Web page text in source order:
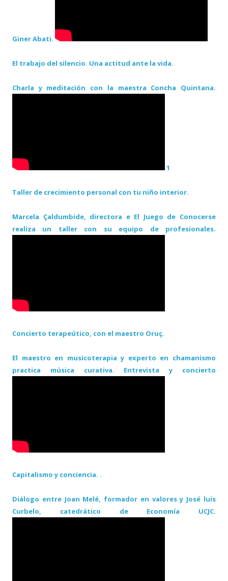
Giner Abati.
El trabajo del silencio. Una actitud ante la vida.
Charla y meditación con la maestra Concha Quintana.
1
Taller de crecimiento personal con tu niño interior.
Marcela Çaldumbide, directora e El Juego de Conocerse
realiza un taller con su equipo de profesionales.
Concierto terapeútico, con el maestro Oruç.
El maestro en musicoterapia y experto en chamanismo
practica música curativa. Entrevista y concierto
Capitalismo y conciencia. .
Diálogo entre Joan Melé, formador en valores y José luis
Curbelo, catedrático de Economía UCJC.